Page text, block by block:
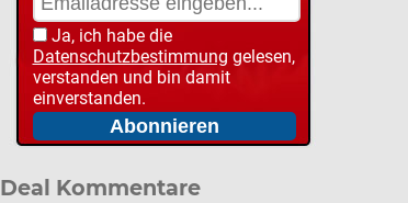
Ja, ich habe die
Datenschutzbestimmung gelesen,
verstanden und bin damit
einverstanden.
Deal Kommentare